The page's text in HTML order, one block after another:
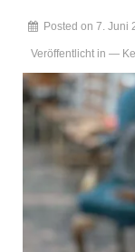
Posted on 7. Juni
Veröffentlicht in —